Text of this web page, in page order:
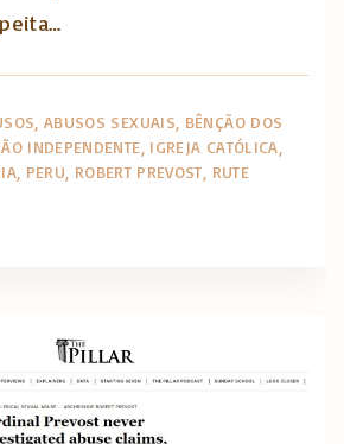
ABUSOS SEXUAIS BÊNÇÃO DOS
INDEPENDENTE IGREJA CATÓLICA
PERU ROBERT PREVOST RUTE